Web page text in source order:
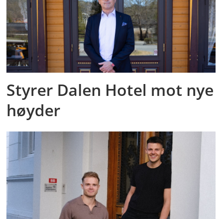
Styrer Dalen Hotel mot nye
høyder